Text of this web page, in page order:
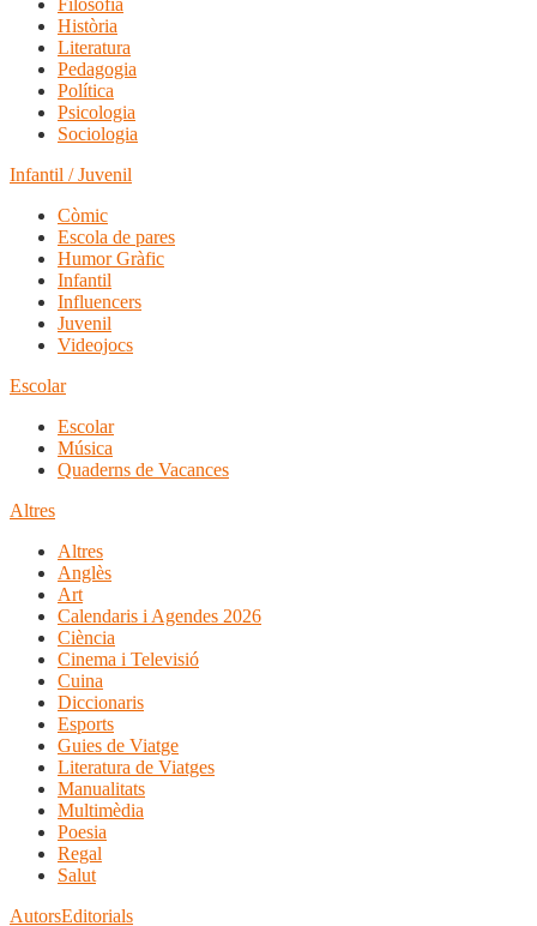
Filosofia
Història
Literatura
Pedagogia
Política
Psicologia
Sociologia
Infantil / Juvenil
Còmic
Escola de pares
Humor Gràfic
Infantil
Influencers
Juvenil
Videojocs
Escolar
Escolar
Música
Quaderns de Vacances
Altres
Altres
Anglès
Art
Calendaris i Agendes 2026
Ciència
Cinema i Televisió
Cuina
Diccionaris
Esports
Guies de Viatge
Literatura de Viatges
Manualitats
Multimèdia
Poesia
Regal
Salut
AutorsEditorials